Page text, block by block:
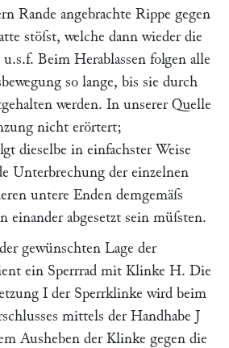
Rande angebrachte Rippe gegen
stöſst, welche dann wieder die
Beim Herablassen folgen alle
so lange, bis sie durch
werden. In unserer Quelle
nicht erörtert;
dieselbe in einfachster Weise
Unterbrechung der einzelnen
untere Enden demgemäſs
einander abgesetzt sein müſsten.
gewünschten Lage der
ein Sperrrad mit Klinke H. Die
I der Sperrklinke wird beim
mittels der Handhabe J
Ausheben der Klinke gegen die